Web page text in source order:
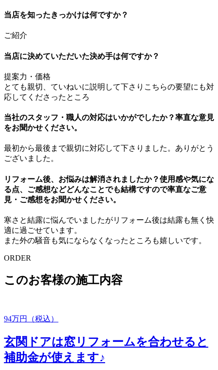
当店を知ったきっかけは何ですか？
ご紹介
当店に決めていただいた決め手は何ですか？
提案力・価格
とても親切、ていねいに説明して下さりこちらの要望にも対
応してくださったところ
当社のスタッフ・職人の対応はいかがでしたか？率直な意見
をお聞かせください。
最初から最後まで親切に対応して下さりました。ありがとう
ございました。
リフォーム後、お悩みは解消されましたか？使用感や気にな
る点、ご感想などどんなことでも結構ですので率直なご意
見・ご感想をお聞かせください。
寒さと結露に悩んでいましたがリフォーム後は結露も無く快
適に過ごせています。
また外の騒音も気にならなくなったところも嬉しいです。
ORDER
このお客様の施工内容
94万円（税込）
玄関ドアは窓リフォームを合わせると
補助金が使えます♪